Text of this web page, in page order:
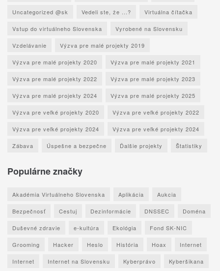
Uncategorized @sk Vedeli ste, že ...? Virtuálna čítačka
Vstup do virtuálneho Slovenska Vyrobené na Slovensku
Vzdelávanie Výzva pre malé projekty 2019
Výzva pre malé projekty 2020 Výzva pre malé projekty 2021
Výzva pre malé projekty 2022 Výzva pre malé projekty 2023
Výzva pre malé projekty 2024 Výzva pre malé projekty 2025
Výzva pre veľké projekty 2020 Výzva pre veľké projekty 2022
Výzva pre veľké projekty 2024 Výzva pre veľké projekty 2024
Zábava Úspešne a bezpečne Ďalšie projekty Štatistiky
Populárne značky
Akadémia Virtuálneho Slovenska Aplikácia Aukcia
Bezpečnosť Cestuj Dezinformácie DNSSEC Doména
Duševné zdravie e-kultúra Ekológia Fond SK-NIC
Grooming Hacker Heslo História Hoax Internet
Internet Internet na Slovensku Kyberprávo Kyberšikana